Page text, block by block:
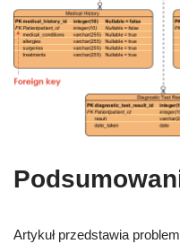
Artykuł przedstawia